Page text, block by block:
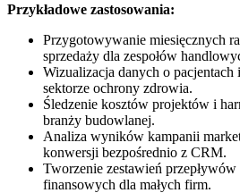
Przykładowe zastosowania:
Przygotowywanie miesięcznych
sprzedaży dla zespołów
Wizualizacja danych o pacjentach
sektorze ochrony zdrowia.
Śledzenie kosztów projektów i
branży budowlanej.
Analiza wyników kampanii
konwersji bezpośrednio z CRM.
Tworzenie zestawień
finansowych dla małych firm.